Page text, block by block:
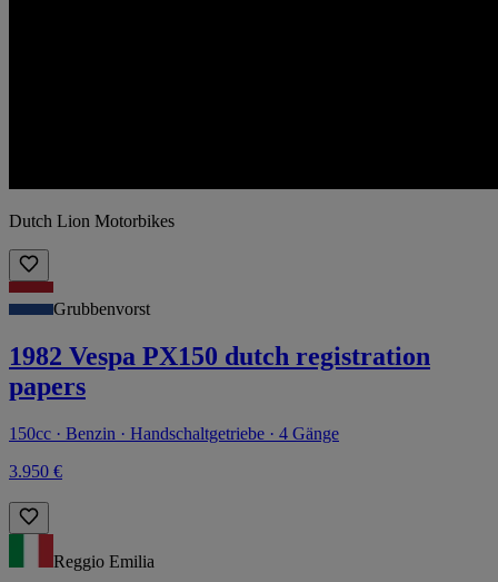
Dutch Lion Motorbikes
Grubbenvorst
1982 Vespa PX150 dutch registration
papers
150cc · Benzin · Handschaltgetriebe · 4 Gänge
3.950 €
Reggio Emilia